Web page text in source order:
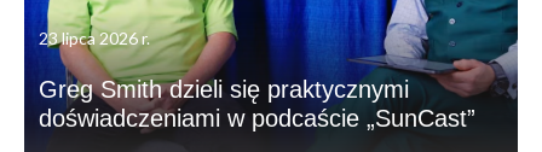
23 lipca 2026 r.
Greg Smith dzieli się praktycznymi
doświadczeniami w podcaście „SunCast”